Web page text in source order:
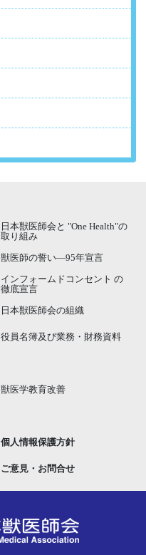
日本獣医師会と "One Health"の
取り組み
獣医師の誓い―95年宣言
インフォームドコンセント の
徹底宣言
日本獣医師会の組織
役員名簿及び業務・財務資料
獣医学教育改善
個人情報保護方針
ご意見・お問合せ